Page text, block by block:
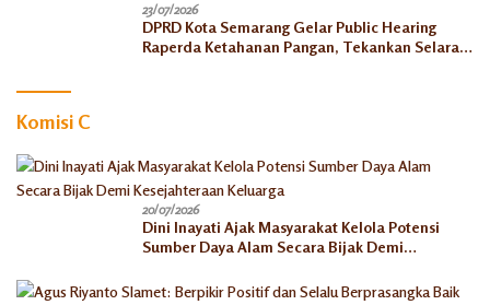
23/07/2026
DPRD Kota Semarang Gelar Public Hearing
Raperda Ketahanan Pangan, Tekankan Selaras
Komisi C
20/07/2026
Dini Inayati Ajak Masyarakat Kelola Potensi
Sumber Daya Alam Secara Bijak Demi